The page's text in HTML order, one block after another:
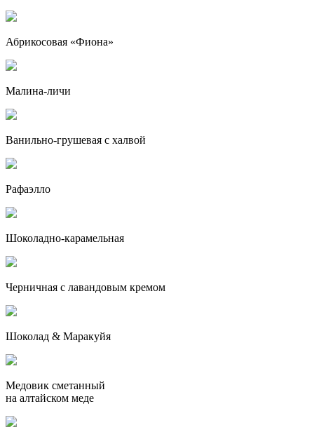
Абрикосовая «Фиона»
Малина-личи
Ванильно-грушевая с халвой
Рафаэлло
Шоколадно-карамельная
Черничная с лавандовым кремом
Шоколад & Маракуйя
Медовик сметанный
на алтайском меде